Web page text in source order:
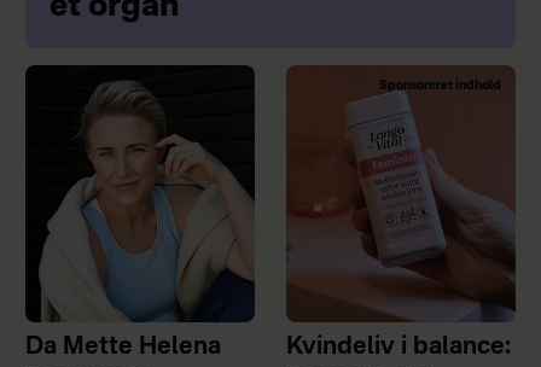
ét organ
Da Mette Helena
Sponsoreret indhold
Kvindeliv i balance: